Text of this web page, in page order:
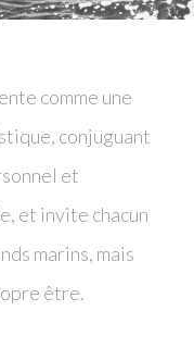
comme une
conjuguant
et
et invite chacun
marins, mais
être.